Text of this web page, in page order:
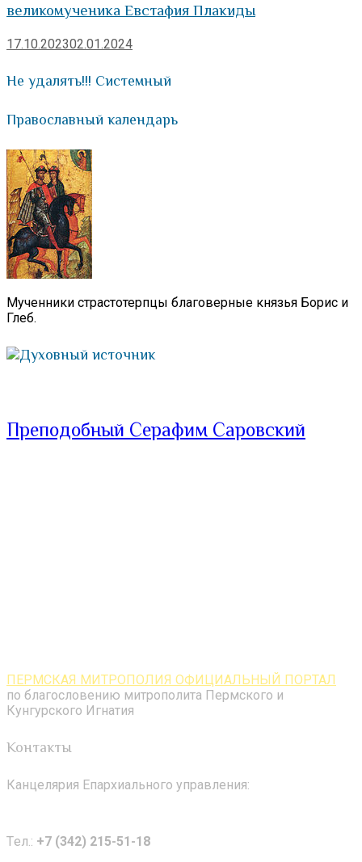
великомученика Евстафия Плакиды
17.10.202302.01.2024
Не удалять!!! Системный
Православный календарь
Мученники страстотерпцы благоверные князья Борис и
Глеб.
Духовный источник
Преподобный Серафим Саровский
ПЕРМСКАЯ МИТРОПОЛИЯ ОФИЦИАЛЬНЫЙ ПОРТАЛ
по благословению митрополита Пермского и
Кунгурского Игнатия
Контакты
Канцелярия Епархиального управления:
Tел.: +7 (342) 215-51-18